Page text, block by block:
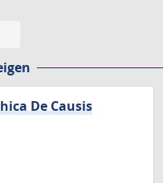
De Causis